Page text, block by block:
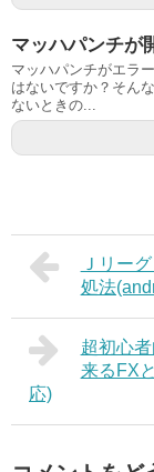
マッハパンチが
マッハパンチがエラ
はないですか？そん
ないときの...
Ｊリー
処法
超初心
来るFX
応)